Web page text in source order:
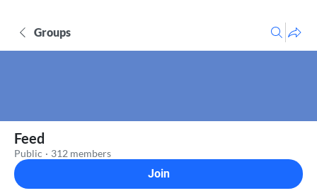
Groups
Feed
Public · 312 members
Join